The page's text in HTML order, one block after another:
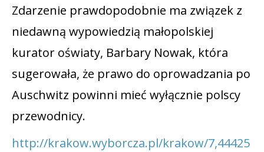
Zdarzenie prawdopodobnie ma związek z
niedawną wypowiedzią małopolskiej
kurator oświaty, Barbary Nowak, która
sugerowała, że prawo do oprowadzania po
Auschwitz powinni mieć wyłącznie polscy
przewodnicy.
http://krakow.wyborcza.pl/krakow/7,44425